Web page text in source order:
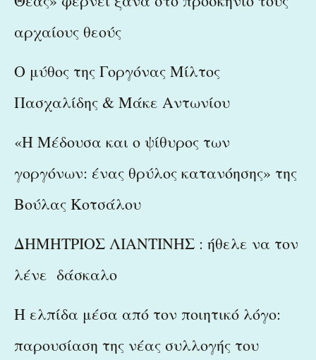
αρχαίους θεούς
Ο μύθος της Γοργόνας Μίλτος
Πασχαλίδης & Μάκε Αντωνίου
«Η Μέδουσα και ο ψίθυρος των
γοργόνων: ένας θρύλος κατανόησης» της
Βούλας Κοτσάλου
ΔΗΜΗΤΡΙΟΣ ΛΙΑΝΤΙΝΗΣ : ήθελε να τον
λένε δάσκαλο
Η ελπίδα μέσα από τον ποιητικό λόγο:
παρουσίαση της νέας συλλογής του